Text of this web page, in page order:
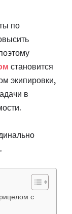
по
становится
экипировки,
в
с